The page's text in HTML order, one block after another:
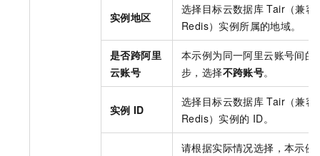
实例地区
选择目标云数据库 Tair（兼容
Redis） 实例所属的地域。
是否跨阿里
云账号
本示例为同一阿里云账号间的
步，选择不跨账号。
实例 ID
选择目标云数据库 Tair（兼容
Redis） 实例的 ID。
请根据实际情况选择，本示例